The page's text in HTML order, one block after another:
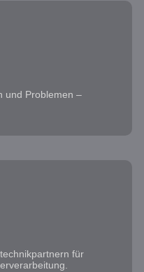
und Problemen –
für